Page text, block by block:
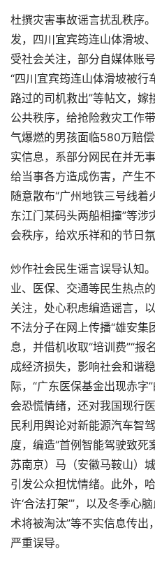
杜撰灾害事故谣言扰乱秩序
发，四川宜宾筠连山体滑坡
受社会关注，部分自媒体账
“四川宜宾筠连山体滑坡被行
路过的司机救出”等帖文，
公共秩序，给抢险救灾工作
气爆燃的男孩面临580万赔
实信息，系部分网民在并无
给当事各方造成伤害，产生
随意散布“广州地铁三号线着
东江门某码头两船相撞”等
会秩序，给欢乐祥和的节日氛
炒作社会民生谣言误导认知
业、医保、交通等民生热点
关注，处心积虑编造谣言，
不法分子在网上传播“雄安集
息，并借机收取“培训费”“报
成经济损失，影响社会和谐
际，“广东医保基金出现赤字
会恐慌情绪，还对我国现行
民利用舆论对新能源汽车智
度，编造“首例智能驾驶致死
苏南京）马（安徽马鞍山）
引发公众担忧情绪。此外，
许‘合法打架’”，以及冬季心
术将被淘汰”等不实信息传出
严重误导。